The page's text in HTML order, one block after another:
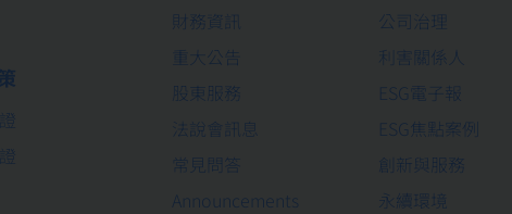
財務資訊
重大公告
股東服務
法說會訊息
常見問答
Announcements
公司治理
利害關係人
ESG電子報
ESG焦點案例
創新與服務
永續環境